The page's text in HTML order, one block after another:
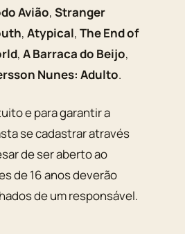
Avião, Stranger
, Atypical, The End of
, A Barraca do Beijo,
Nunes: Adulto.
e para garantir a
se cadastrar através
de ser aberto ao
de 16 anos deverão
de um responsável.